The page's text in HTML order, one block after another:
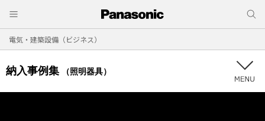
電気・建築設備（ビジネス）
納入事例集 （照明器具）